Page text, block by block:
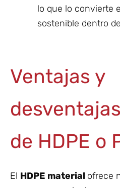
lo que lo convierte
sostenible dentro
Ventajas y
de HDPE o
El HDPE material ofrece